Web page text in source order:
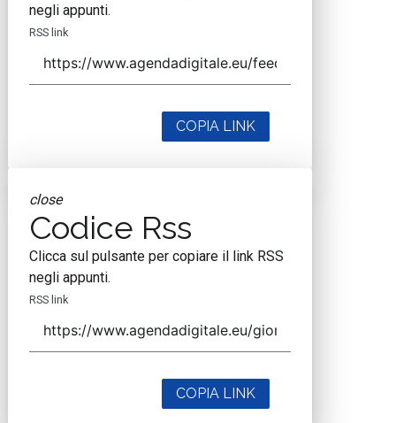
negli appunti.
RSS link
COPIA LINK
close
Codice Rss
Clicca sul pulsante per copiare il link RSS
negli appunti.
RSS link
COPIA LINK